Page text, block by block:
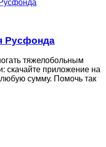
Русфонда
тяжелобольным
скачайте приложение на
сумму. Помочь так